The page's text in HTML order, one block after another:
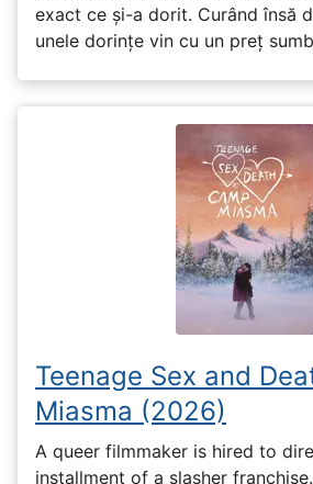
exact ce și-a dorit. Curând însă
unele dorințe vin cu un preț
Teenage Sex and
Miasma (2026)
A queer filmmaker is hired to
installment of a slasher